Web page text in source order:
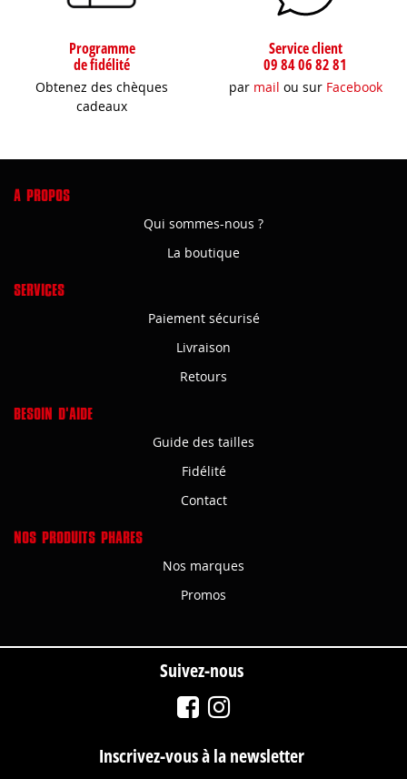
Programme
de fidélité
Obtenez des chèques
cadeaux
Service client
09 84 06 82 81
par mail ou sur Facebook
A PROPOS
Qui sommes-nous ?
La boutique
SERVICES
Paiement sécurisé
Livraison
Retours
BESOIN D'AIDE
Guide des tailles
Fidélité
Contact
NOS PRODUITS PHARES
Nos marques
Promos
Suivez-nous
Inscrivez-vous à la newsletter